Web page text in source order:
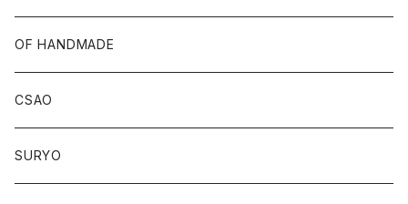
OF HANDMADE
CSAO
SURYO